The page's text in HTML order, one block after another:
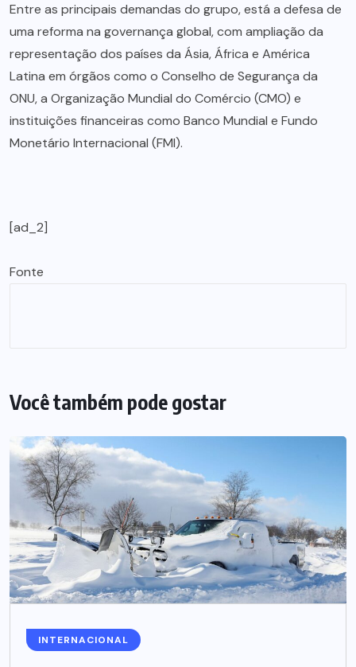
Entre as principais demandas do grupo, está a defesa de
uma reforma na governança global, com ampliação da
representação dos países da Ásia, África e América
Latina em órgãos como o Conselho de Segurança da
ONU, a Organização Mundial do Comércio (CMO) e
instituições financeiras como Banco Mundial e Fundo
Monetário Internacional (FMI).
[ad_2]
Fonte
Você também pode gostar
INTERNACIONAL